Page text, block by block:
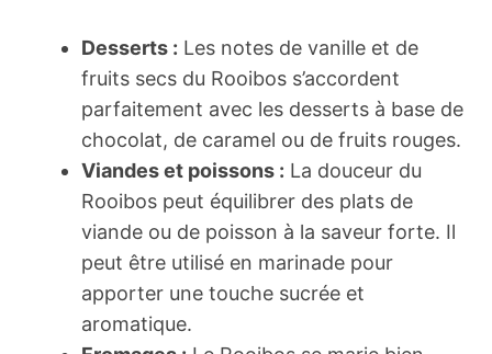
Desserts : Les notes de vanille et de
fruits secs du Rooibos s’accordent
parfaitement avec les desserts à base de
chocolat, de caramel ou de fruits rouges.
Viandes et poissons : La douceur du
Rooibos peut équilibrer des plats de
viande ou de poisson à la saveur forte. Il
peut être utilisé en marinade pour
apporter une touche sucrée et
aromatique.